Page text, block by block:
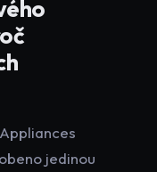
jedinou